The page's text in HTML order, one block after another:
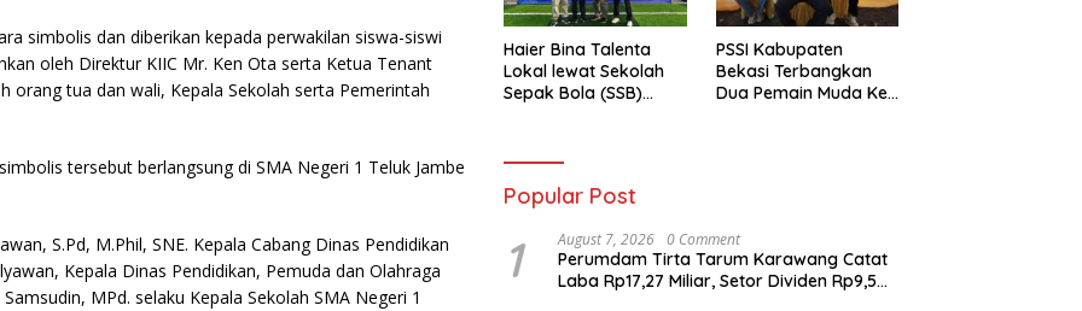
simbolis dan diberikan kepada perwakilan siswa-siswi
oleh Direktur KIIC Mr. Ken Ota serta Ketua Tenant
orang tua dan wali, Kepala Sekolah serta Pemerintah
tersebut berlangsung di SMA Negeri 1 Teluk Jambe
S.Pd, M.Phil, SNE. Kepala Cabang Dinas Pendidikan
Kepala Dinas Pendidikan, Pemuda dan Olahraga
MPd. selaku Kepala Sekolah SMA Negeri 1
Haier Bina Talenta
Lokal lewat Sekolah
Sepak Bola (SSB)
PSSI Kabupaten
Bekasi Terbangkan
Dua Pemain Muda Ke
Popular Post
1 August 7, 2026 0 Comment
Perumdam Tirta Tarum Karawang Catat
Laba Rp17,27 Miliar, Setor Dividen Rp9,5